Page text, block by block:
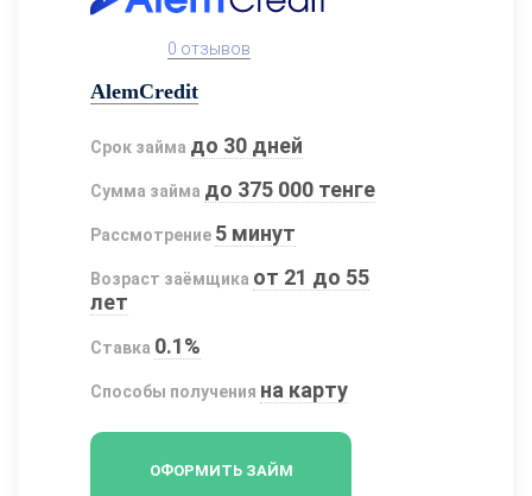
0 отзывов
AlemCredit
Срок займа до 30 дней
Сумма займа до 375 000 тенге
Рассмотрение 5 минут
Возраст заёмщика от 21 до 55
лет
Ставка 0.1%
Способы получения на карту
ОФОРМИТЬ ЗАЙМ